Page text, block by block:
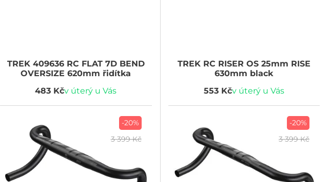
TREK409636 RC FLAT 7D BEND
OVERSIZE 620mm řidítka
483 Kčv úterý u Vás
TREKRC RISER OS 25mm RISE
630mm black
553 Kčv úterý u Vás
-20%
3 399 Kč
-20%
3 399 Kč